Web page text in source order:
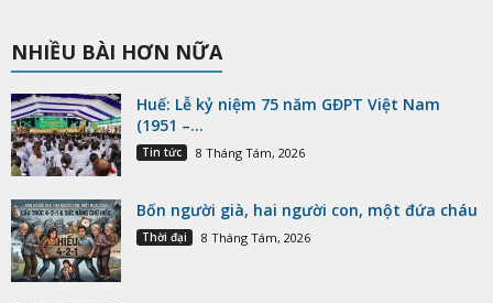
NHIỀU BÀI HƠN NỮA
Huế: Lễ kỷ niệm 75 năm GĐPT Việt Nam
(1951 –...
Tin tức 8 Tháng Tám, 2026
Bốn người già, hai người con, một đứa cháu
Thời đại 8 Tháng Tám, 2026